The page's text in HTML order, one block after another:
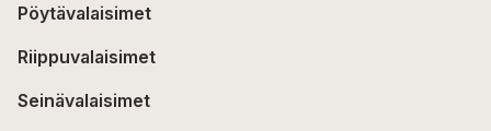
Pöytävalaisimet
Riippuvalaisimet
Seinävalaisimet